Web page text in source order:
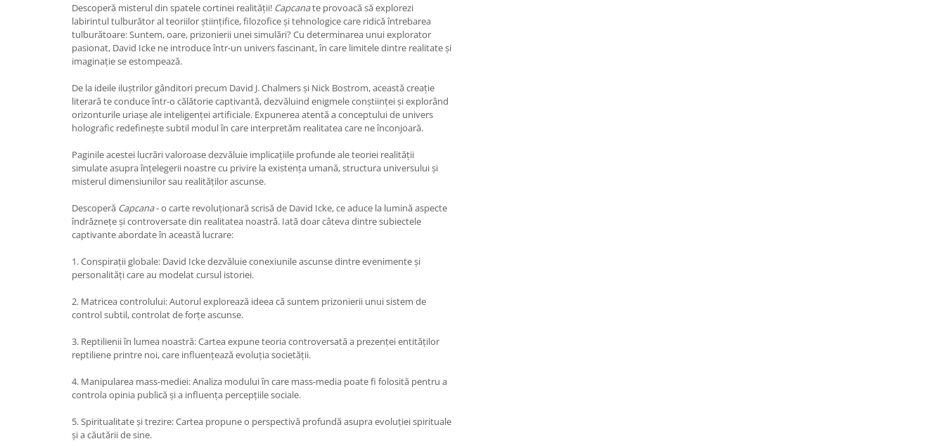
Relații de cuplu
Psihologie practică
Lumea îngerilor
Seria Masaru Emoto
Viaţa de după moarte
Supă de pui pentru suflet
Spiritualitate şi ştiinţă
Fără categorie
Descoperă misterul din spatele cortinei realității! Capcanate provoacă să explorezi
labirintul tulburător al teoriilor științifice, filozofice și tehnologice care ridică întrebarea
tulburătoare: Suntem, oare, prizonierii unei simulări? Cu determinarea unui explorator
pasionat, David Icke ne introduce într-un univers fascinant, în care limitele dintre realitate și
imaginație se estompează.
De la ideile iluștrilor gânditori precum David J. Chalmers și Nick Bostrom, această creație
literară te conduce într-o călătorie captivantă, dezvăluind enigmele conștiinței și explorând
orizonturile uriașe ale inteligenței artificiale. Expunerea atentă a conceptului de univers
holografic redefinește subtil modul în care interpretăm realitatea care ne înconjoară.
Paginile acestei lucrări valoroase dezvăluie implicațiile profunde ale teoriei realității
simulate asupra înțelegerii noastre cu privire la existența umană, structura universului și
misterul dimensiunilor sau realităților ascunse.
Descoperă Capcana- o carte revoluționară scrisă de David Icke, ce aduce la lumină aspecte
îndrăznețe și controversate din realitatea noastră. Iată doar câteva dintre subiectele
captivante abordate în această lucrare:
1. Conspirații globale: David Icke dezvăluie conexiunile ascunse dintre evenimente și
personalități care au modelat cursul istoriei.
2. Matricea controlului: Autorul explorează ideea că suntem prizonierii unui sistem de
control subtil, controlat de forțe ascunse.
3. Reptilienii în lumea noastră: Cartea expune teoria controversată a prezenței entităților
reptiliene printre noi, care influențează evoluția societății.
4. Manipularea mass-mediei: Analiza modului în care mass-media poate fi folosită pentru a
controla opinia publică și a influența percepțiile sociale.
5. Spiritualitate și trezire: Cartea propune o perspectivă profundă asupra evoluției spirituale
și a căutării de sine.